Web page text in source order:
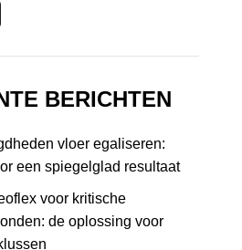
BERICHTEN
vloer egaliseren:
een spiegelglad resultaat
voor kritische
de oplossing voor